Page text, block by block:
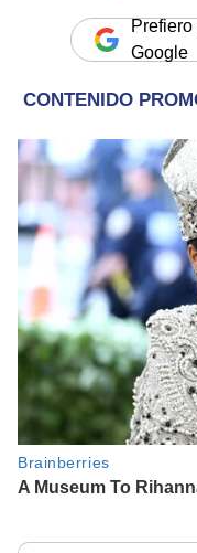
Google